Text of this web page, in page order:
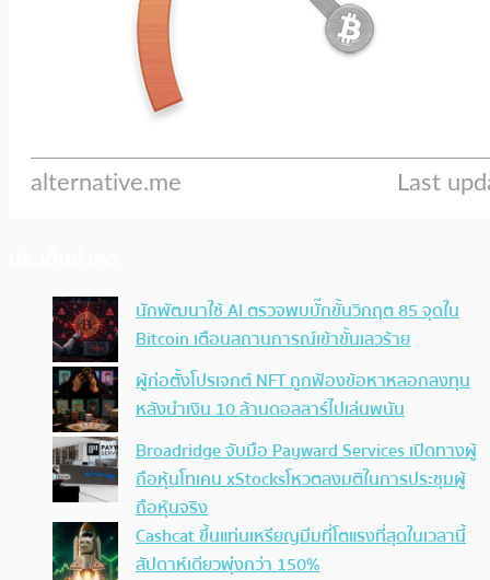
นักพัฒนาใช้ AI ตรวจพบบั๊กขั้นวิกฤต 85 จุดใน
Bitcoin เตือนสถานการณ์เข้าขั้นเลวร้าย
ผู้ก่อตั้งโปรเจกต์ NFT ถูกฟ้องข้อหาหลอกลงทุน
หลังนำเงิน 10 ล้านดอลลาร์ไปเล่นพนัน
Broadridge จับมือ Payward Services เปิดทางผู้
ถือหุ้นโทเคน xStocksโหวตลงมติในการประชุมผู้
ถือหุ้นจริง
Cashcat ขึ้นแท่นเหรียญมีมที่โตแรงที่สุดในเวลานี้
สัปดาห์เดียวพุ่งกว่า 150%